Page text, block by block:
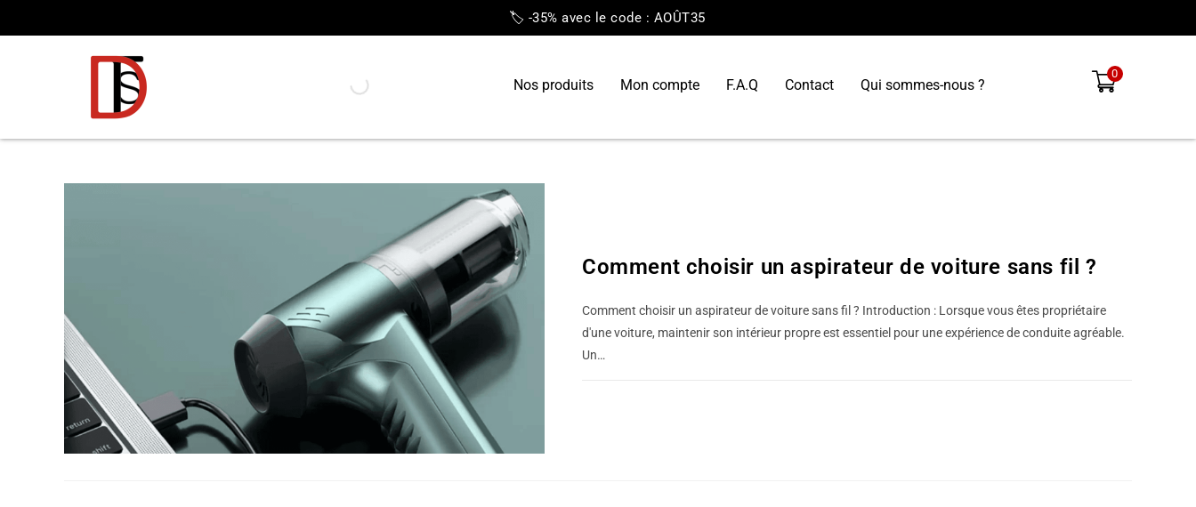
🏷️ -35% avec le code : AOÛT35
Nos produits Mon compte F.A.Q Contact Qui sommes-nous ?
0
Comment choisir un aspirateur de voiture sans fil ?
Comment choisir un aspirateur de voiture sans fil ? Introduction : Lorsque vous êtes propriétaire
d'une voiture, maintenir son intérieur propre est essentiel pour une expérience de conduite agréable.
Un…